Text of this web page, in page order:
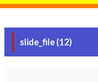
slide_file (12)